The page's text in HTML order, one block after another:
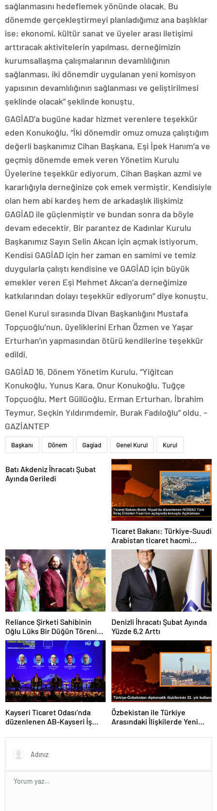
sağlanmasını hedeflemek yönünde olacak. Bu
dönemde gerçekleştirmeyi planladığımız ana başlıklar
ise; ekonomi, kültür sanat ve üyeler arası iletişimi
arttıracak aktivitelerin yapılması, derneğimizin
kurumsallaşma çalışmalarının devamlılığının
sağlanması, iki dönemdir uygulanan yeni komisyon
yapısının devamlılığının sağlanması ve geliştirilmesi
şeklinde olacak” şeklinde konuştu.
GAGİAD’a bugüne kadar hizmet verenlere teşekkür
eden Konukoğlu, “İki dönemdir omuz omuza çalıştığım
değerli başkanımız Cihan Başkana, Eşi İpek Hanım’a ve
geçmiş dönemde emek veren Yönetim Kurulu
Üyelerine teşekkür ediyorum. Cihan Başkan azmi ve
kararlığıyla derneğinize çok emek vermiştir. Kendisiyle
olan hem abi kardeş hem de arkadaşlık ilişkimiz
GAGİAD ile güçlenmiştir ve bundan sonra da böyle
devam edecektir. Bir parantez de Kadınlar Kurulu
Başkanımız Sayın Selin Akcan için açmak istiyorum.
Kendisi GAGİAD için her zaman en samimi ve temiz
duygularla çalıştı kendisine ve GAGİAD için büyük
emekler veren Eşi Mehmet Akcan’a derneğimize
katkılarından dolayı teşekkür ediyorum” diye konuştu.
Genel Kurul sırasında Divan Başkanlığını Mustafa
Topçuoğlu’nun, üyeliklerini Erhan Özmen ve Yaşar
Erturhan’ın yapmasından ötürü kendilerine teşekkür
edildi.
GAGİAD 16. Dönem Yönetim Kurulu, “Yiğitcan
Konukoğlu, Yunus Kara, Onur Konukoğlu, Tuğçe
Topçuoğlu, Mert Güllüoğlu, Erman Erturhan, İbrahim
Teymur, Seçkin Yıldırımdemir, Burak Fadıloğlu” oldu. –
GAZİANTEP
Başkanı Dönem Gagiad Genel Kurul Kurul
Batı Akdeniz İhracatı Şubat
Ayında Geriledi
Ticaret Bakanı: Türkiye-Suudi
Arabistan ticaret hacmi
artacak
Reliance Şirketi Sahibinin
Oğlu Lüks Bir Düğün Töreni
Düzenledi
Denizli İhracatı Şubat Ayında
Yüzde 6,2 Arttı
Kayseri Ticaret Odası’nda
düzenlenen AB-Kayseri İş
ve dijitalleşme vurgusu
yapıldı
Özbekistan ile Türkiye
Arasındaki İlişkilerde Yeni